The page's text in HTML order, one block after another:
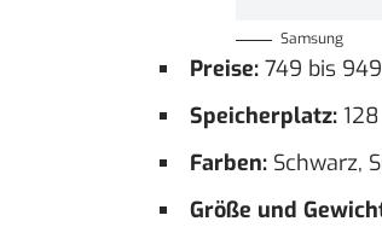
Samsung
Preise: 749 bis
Speicherplatz:
Farben: Schwarz,
Größe und